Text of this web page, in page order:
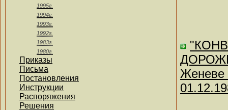
1995г.
1994г.
1993г.
1992г.
1983г.
1980г.
Приказы
Письма
Постановления
Инструкции
Распоряжения
Решения
Женеве